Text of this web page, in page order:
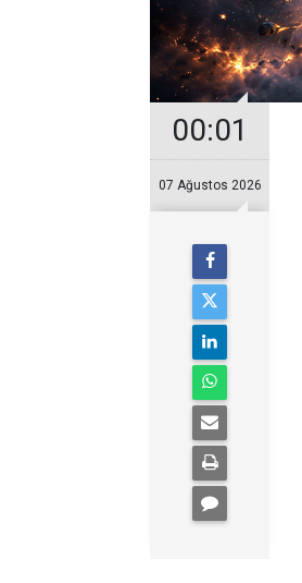
00:01
07 Ağustos 2026